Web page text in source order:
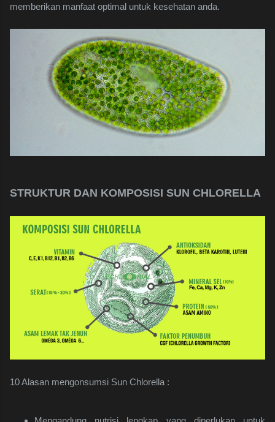
memberikan manfaat optimal untuk kesehatan anda.
STRUKTUR DAN KOMPOSISI SUN CHLORELLA
10 Alasan mengonsumsi Sun Chlorella :